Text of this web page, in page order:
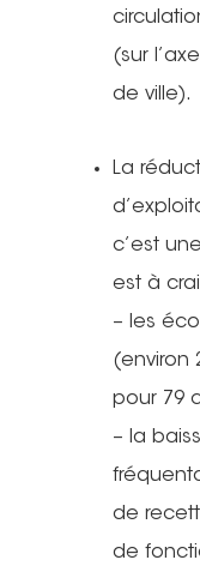
(sur
de ville).
La
c’est
est à
– les
(environ
pour 79
– la
de
de